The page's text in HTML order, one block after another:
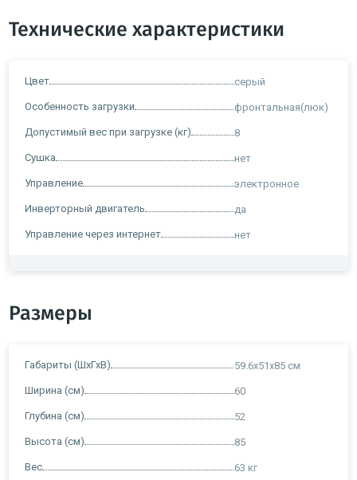
Технические характеристики
Цвет серый
Особенность загрузки фронтальная(люк)
Допустимый вес при загрузке (кг) 8
Сушка нет
Управление электронное
Инверторный двигатель да
Управление через интернет нет
Размеры
Габариты (ШхГхВ) 59.6x51x85 см
Ширина (см) 60
Глубина (см) 52
Высота (см) 85
Вес 63 кг